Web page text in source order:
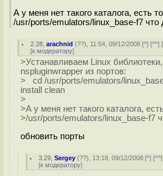
А у меня нет такого каталога, есть
/usr/ports/emulators/linux_base-f7 что
2.28 ,arachnid (??), 11:54, 09/12/2008 [^] [^^] [
[к модератору]
>Устанавливаем Linux
nspluginwrapper из портов:
> cd /usr/ports/emulators/
install clean
>
>А у меня нет такого каталога,
>/usr/ports/emulators/linux_base-f7
обновить порты
3.29 ,Sergey (??), 13:18, 09/12/2008 [^] [^^
[к модератору]